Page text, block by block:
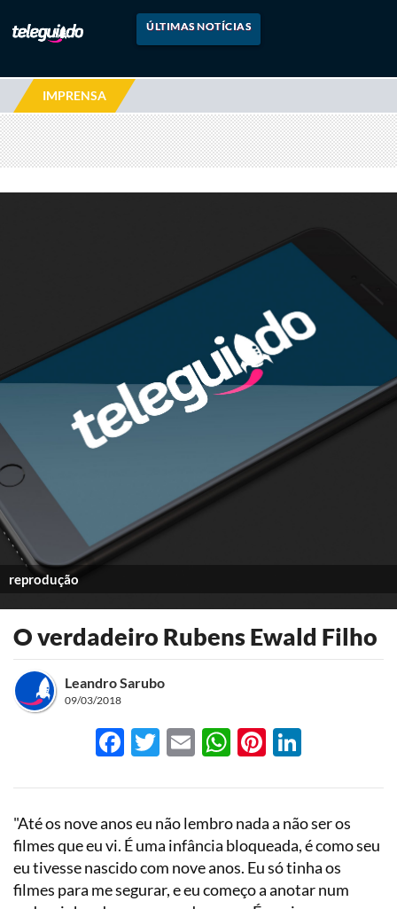
ÚLTIMAS NOTÍCIAS
IMPRENSA
reprodução
O verdadeiro Rubens Ewald Filho
Leandro Sarubo
09/03/2018
Facebook
Twitter
EmailWhatsApp
Pinterest
"Até os nove anos eu não lembro nada a não ser os
filmes que eu vi. É uma infância bloqueada, é como seu
eu tivesse nascido com nove anos. Eu só tinha os
filmes para me segurar, e eu começo a anotar num